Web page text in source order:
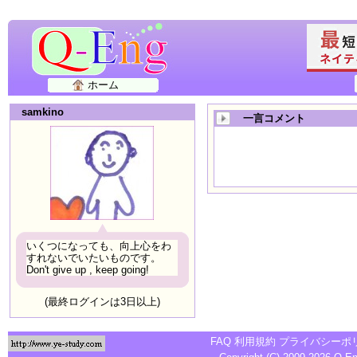
ホーム
samkino
いくつになっても、向上心をわ
すれないでいたいものです。
Don't give up , keep going!
(最終ログインは3日以上)
一言コメント
FAQ 利用規約 プライバシーポ